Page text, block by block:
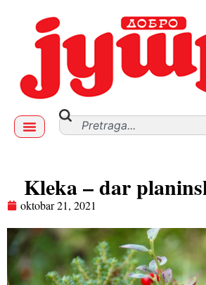
Kleka – dar
oktobar 21, 2021